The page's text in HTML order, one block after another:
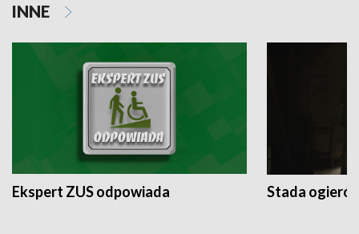
INNE
Ekspert ZUS odpowiada Stada